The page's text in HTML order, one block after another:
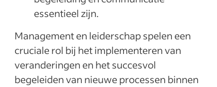
essentieel zijn.
Management en leiderschap spelen een
cruciale rol bij het implementeren van
veranderingen en het succesvol
begeleiden van nieuwe processen binnen